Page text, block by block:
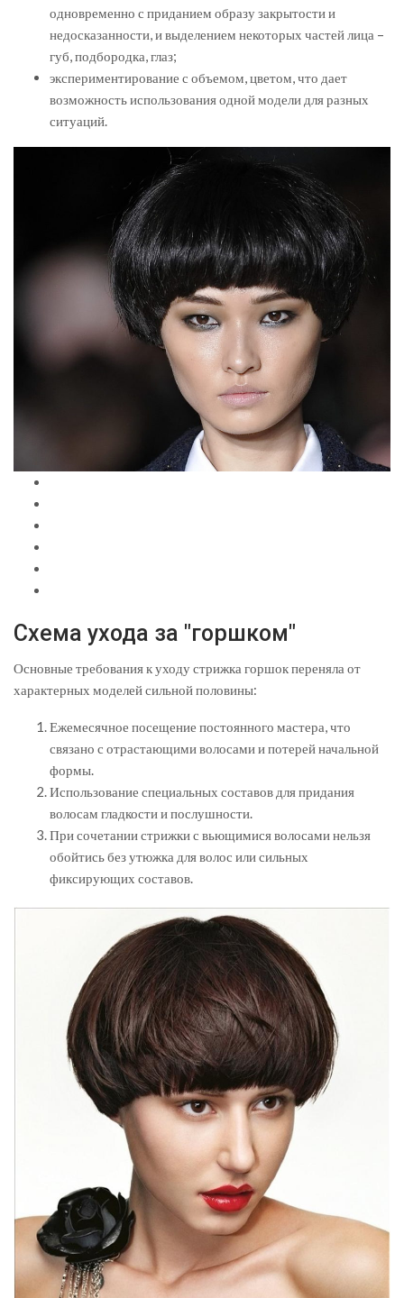
одновременно с приданием образу закрытости и
недосказанности, и выделением некоторых частей лица –
губ, подбородка, глаз;
экспериментирование с объемом, цветом, что дает
возможность использования одной модели для разных
ситуаций.
Схема ухода за "горшком"
Основные требования к уходу стрижка горшок переняла от
характерных моделей сильной половины:
Ежемесячное посещение постоянного мастера, что
связано с отрастающими волосами и потерей начальной
формы.
Использование специальных составов для придания
волосам гладкости и послушности.
При сочетании стрижки с вьющимися волосами нельзя
обойтись без утюжка для волос или сильных
фиксирующих составов.